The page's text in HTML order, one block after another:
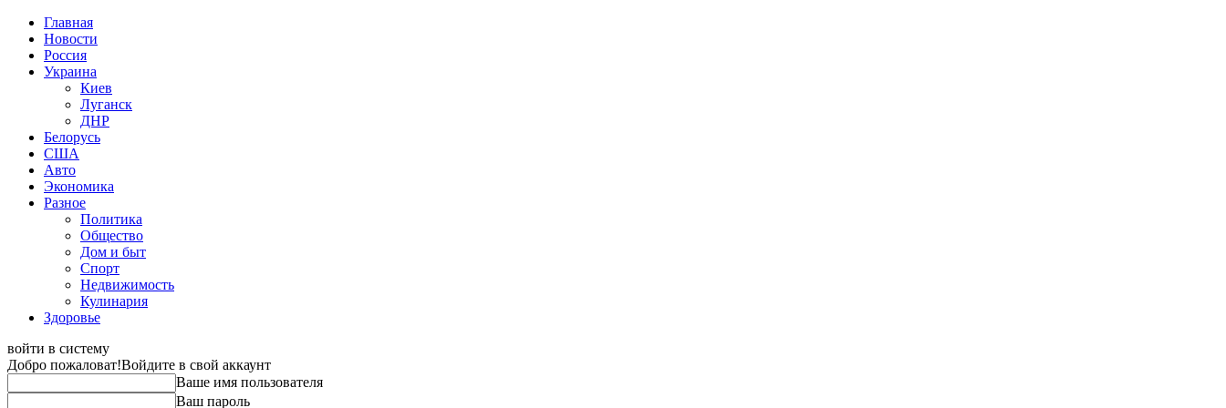
Главная
Новости
Россия
Украина
Киев
Луганск
ДНР
Белорусь
США
Авто
Экономика
Разное
Политика
Общество
Дом и быт
Спорт
Недвижимость
Кулинария
Здоровье
войти в систему
Добро пожаловат!Войдите в свой аккаунт
Ваше имя пользователя
Ваш пароль